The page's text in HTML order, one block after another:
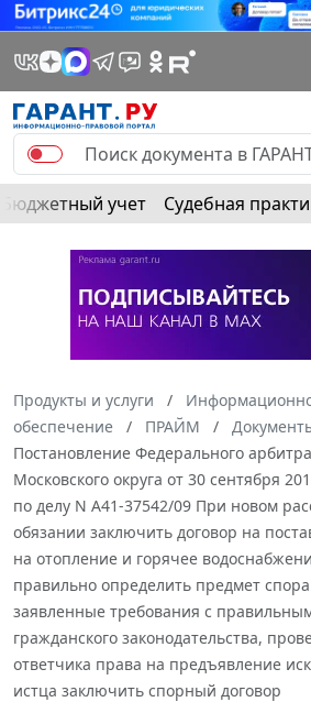
Бюджетный учет Судебная
Продукты и услуги
обеспечение
ПРАЙМ
Постановление Федерального
Московского округа от 30 сентября
по делу N А41-37542/09 При новом
обязании заключить договор на
на отопление и горячее
правильно определить предмет
заявленные требования с
гражданского законодательства,
ответчика права на предъявление
истца заключить спорный договор